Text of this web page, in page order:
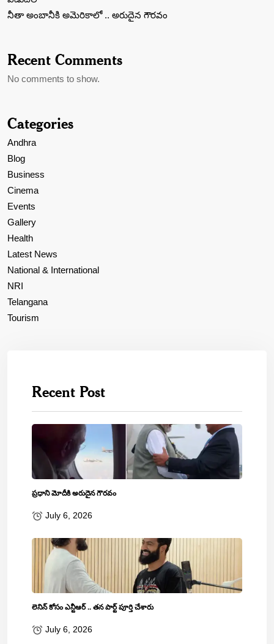
నీతా అంబానీకి అమెరికాలో .. అరుదైన గౌరవం
Recent Comments
No comments to show.
Categories
Andhra
Blog
Business
Cinema
Events
Gallery
Health
Latest News
National & International
NRI
Telangana
Tourism
Recent Post
ప్రధాని మోదీకి అరుదైన గౌరవం
July 6, 2026
లెనిన్‌ కోసం ఎన్టీఆర్‌ .. తన పార్ట్‌ పూర్తి చేశారు
July 6, 2026